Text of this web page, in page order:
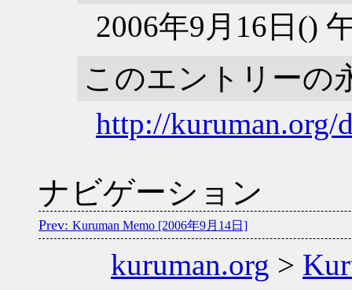
2006年9月16日()
このエントリーの
http://kuruman.org/
ナビゲーション
Kuruman Memo [2006年9月14日]
kuruman.org >